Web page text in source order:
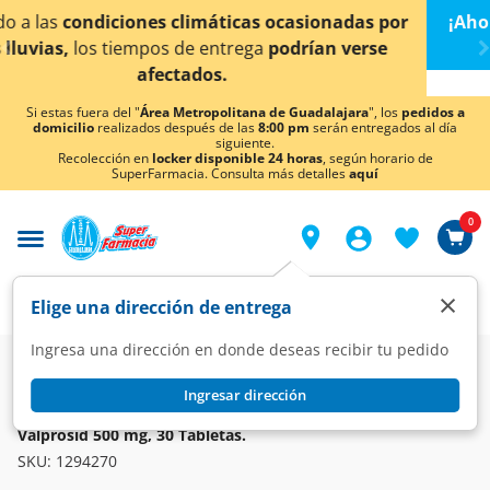
< div class="carousel-inner">
por
verse
¡Ahora también en Aguascalientes! Daclic
conocer detalles.
Si estas fuera del "Área Metropolitana de Guadalajara", los pedidos a
domicilio realizados después de las8:00 pm serán entregados al día
siguiente.
Recolección en locker disponible 24 horas, según horario de
SuperFarmacia. Consulta más detallesaquí
Elige una dirección de entrega
Ingresa una dirección en donde deseas recibir tu pedido
Ingresar dirección
×
0
Farmacia Medicina
Sistema Nervioso
Anticonvulsivos
VALPROSID
Valprosid 500 mg, 30 Tabletas.
SKU: 1294270